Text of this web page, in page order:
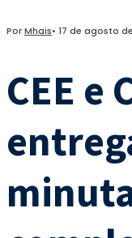
PorMhais• 17 de agosto
CEE e